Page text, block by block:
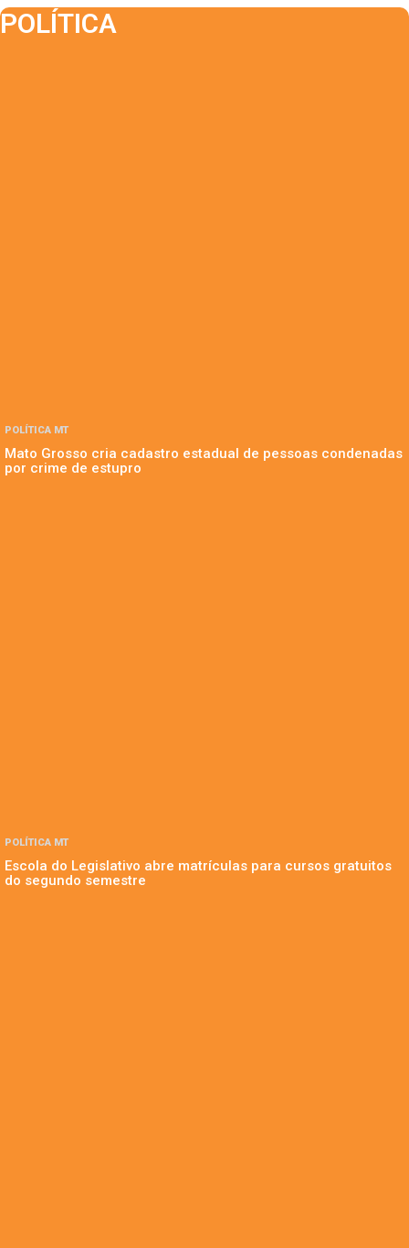
POLÍTICA
POLÍTICA MT
Mato Grosso cria cadastro estadual de pessoas condenadas
por crime de estupro
POLÍTICA MT
Escola do Legislativo abre matrículas para cursos gratuitos
do segundo semestre